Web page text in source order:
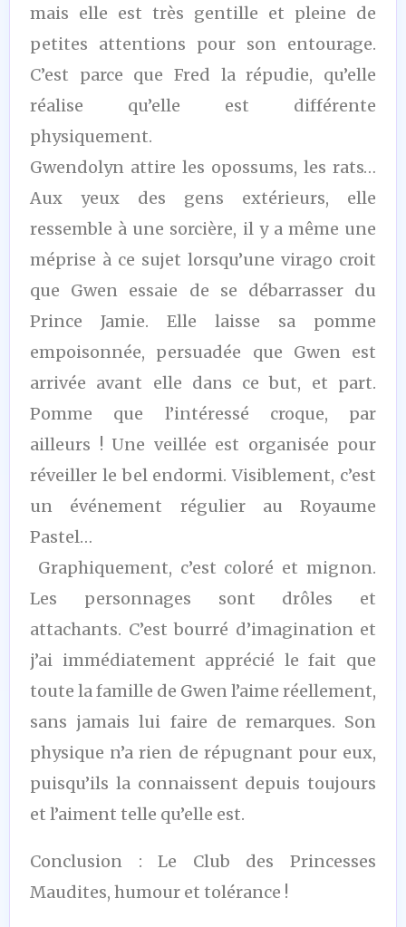
mais elle est très gentille et pleine de
petites attentions pour son entourage.
C’est parce que Fred la répudie, qu’elle
réalise qu’elle est différente
physiquement.
Gwendolyn attire les opossums, les rats…
Aux yeux des gens extérieurs, elle
ressemble à une sorcière, il y a même une
méprise à ce sujet lorsqu’une virago croit
que Gwen essaie de se débarrasser du
Prince Jamie. Elle laisse sa pomme
empoisonnée, persuadée que Gwen est
arrivée avant elle dans ce but, et part.
Pomme que l’intéressé croque, par
ailleurs ! Une veillée est organisée pour
réveiller le bel endormi. Visiblement, c’est
un événement régulier au Royaume
Pastel…
Graphiquement, c’est coloré et mignon.
Les personnages sont drôles et
attachants. C’est bourré d’imagination et
j’ai immédiatement apprécié le fait que
toute la famille de Gwen l’aime réellement,
sans jamais lui faire de remarques. Son
physique n’a rien de répugnant pour eux,
puisqu’ils la connaissent depuis toujours
et l’aiment telle qu’elle est.
Conclusion : Le Club des Princesses
Maudites, humour et tolérance !